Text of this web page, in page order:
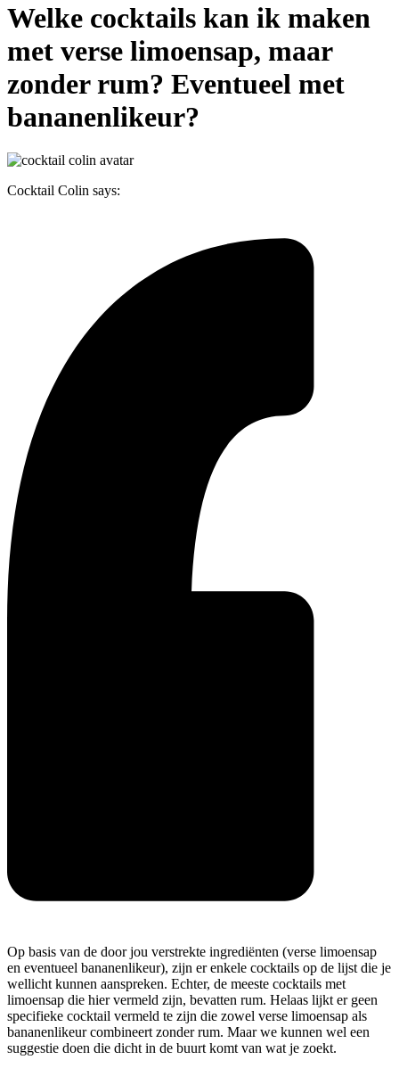
Welke cocktails kan ik maken
met verse limoensap, maar
zonder rum? Eventueel met
bananenlikeur?
Cocktail Colin says:
Op basis van de door jou verstrekte ingrediënten (verse limoensap
en eventueel bananenlikeur), zijn er enkele cocktails op de lijst die je
wellicht kunnen aanspreken. Echter, de meeste cocktails met
limoensap die hier vermeld zijn, bevatten rum. Helaas lijkt er geen
specifieke cocktail vermeld te zijn die zowel verse limoensap als
bananenlikeur combineert zonder rum. Maar we kunnen wel een
suggestie doen die dicht in de buurt komt van wat je zoekt.